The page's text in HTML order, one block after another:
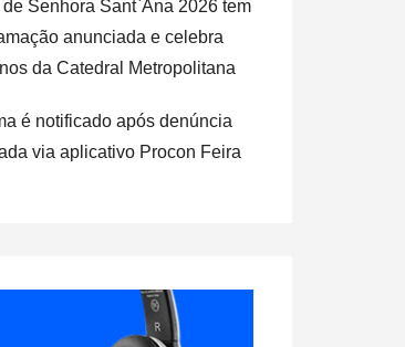
de Senhora Sant`Ana 2026 tem
anunciada e celebra
da Catedral Metropolitana
é notificado após denúncia
via aplicativo Procon Feira